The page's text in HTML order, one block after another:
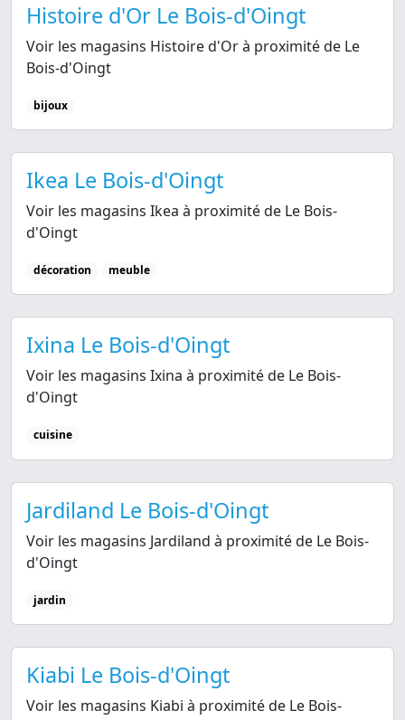
Histoire d'Or Le Bois-d'Oingt
Voir les magasins Histoire d'Or à proximité de Le
Bois-d'Oingt
bijoux
Ikea Le Bois-d'Oingt
Voir les magasins Ikea à proximité de Le Bois-
d'Oingt
décoration meuble
Ixina Le Bois-d'Oingt
Voir les magasins Ixina à proximité de Le Bois-
d'Oingt
cuisine
Jardiland Le Bois-d'Oingt
Voir les magasins Jardiland à proximité de Le Bois-
d'Oingt
jardin
Kiabi Le Bois-d'Oingt
Voir les magasins Kiabi à proximité de Le Bois-